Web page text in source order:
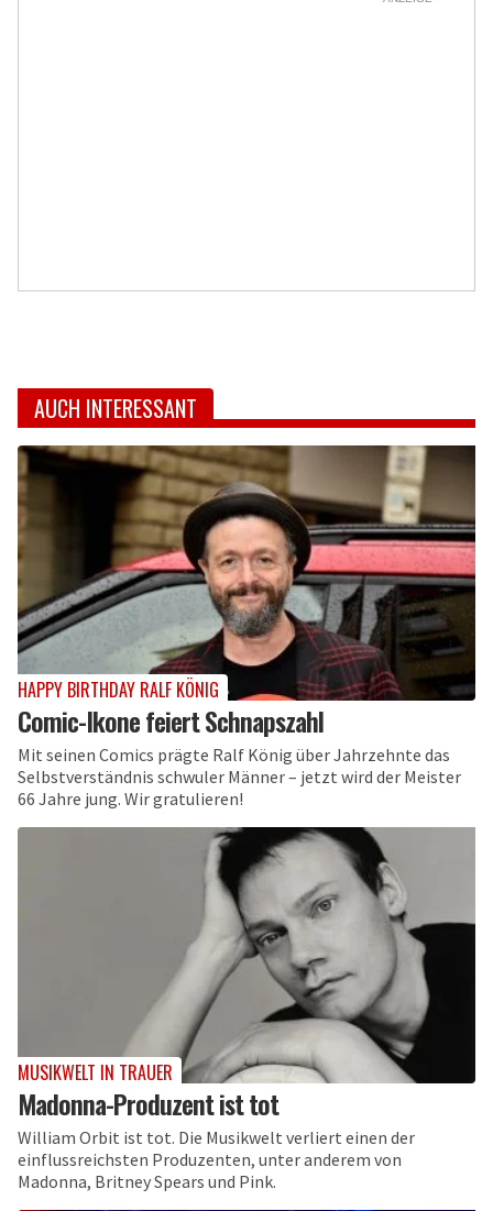
AUCH INTERESSANT
HAPPY BIRTHDAY RALF KÖNIG
Comic-Ikone feiert Schnapszahl
Mit seinen Comics prägte Ralf König über Jahrzehnte das
Selbstverständnis schwuler Männer – jetzt wird der Meister
66 Jahre jung. Wir gratulieren!
MUSIKWELT IN TRAUER
Madonna-Produzent ist tot
William Orbit ist tot. Die Musikwelt verliert einen der
einflussreichsten Produzenten, unter anderem von
Madonna, Britney Spears und Pink.